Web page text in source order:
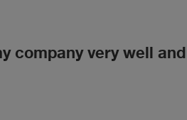
company very well